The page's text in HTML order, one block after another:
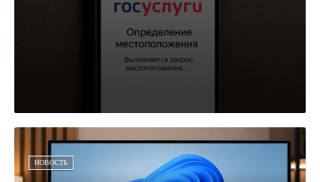
НОВОСТЬ